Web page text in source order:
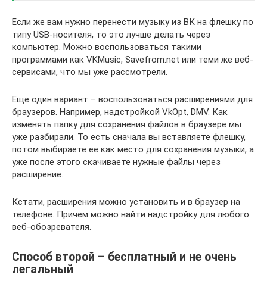
Если же вам нужно перенести музыку из ВК на флешку по
типу USB-носителя, то это лучше делать через
компьютер. Можно воспользоваться такими
программами как VKMusic, Savefrom.net или теми же веб-
сервисами, что мы уже рассмотрели.
Еще один вариант – воспользоваться расширениями для
браузеров. Например, надстройкой VkOpt, DMV. Как
изменять папку для сохранения файлов в браузере мы
уже разбирали. То есть сначала вы вставляете флешку,
потом выбираете ее как место для сохранения музыки, а
уже после этого скачиваете нужные файлы через
расширение.
Кстати, расширения можно установить и в браузер на
телефоне. Причем можно найти надстройку для любого
веб-обозревателя.
Способ второй – бесплатный и не очень
легальный